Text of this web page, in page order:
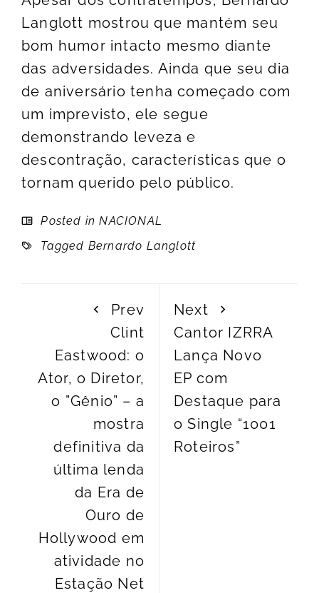
Langlott mostrou que mantém seu
bom humor intacto mesmo diante
das adversidades. Ainda que seu dia
de aniversário tenha começado com
um imprevisto, ele segue
demonstrando leveza e
descontração, características que o
tornam querido pelo público.
Posted inNACIONAL
Tagged Bernardo Langlott
Prev
Clint
Eastwood: o
Ator, o Diretor,
o ”Gênio” – a
mostra
definitiva da
última lenda
da Era de
Ouro de
Hollywood em
atividade no
Estação Net
Next
Cantor IZRRA
Lança Novo
EP com
Destaque para
o Single “1001
Roteiros”